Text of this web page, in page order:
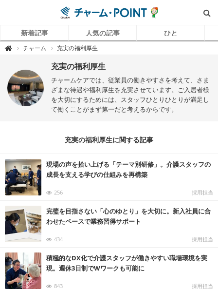
新着記事 人気の記事 ひと
 チ
O
I
N
T
（
チ
｜
介
護
で
働
く
リ
ル
を
伝
え
る
情
報
デ
ィ
ア
チャーム 充実の福利厚生
充実の福利厚生
チャームケアでは、従業員の働きやすさを考えて、さま
ざまな待遇や福利厚生を充実させています。ご入居者様
を大切にするためには、スタッフひとりひとりが満足し
て働くことがまず第一だと考えるからです。
充実の福利厚生に関する記事
現場の声を拾い上げる「テーマ別研修」。介護スタッフの
成長を支える学びの仕組みを再構築
256 採用担当
完璧を目指さない「心のゆとり」を大切に。新入社員に合
わせたペースで業務習得サポート
434 採用担当
積極的なDX化で介護スタッフが働きやすい職場環境を実
現。週休3日制でWワークも可能に
843 採用担当